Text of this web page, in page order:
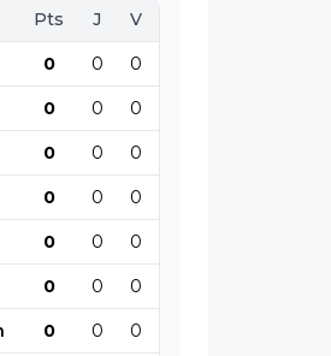
Pts J V
0 0 0
0 0 0
0 0 0
0 0 0
0 0 0
0 0 0
0 0 0